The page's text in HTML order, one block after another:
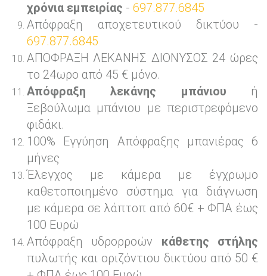
χρόνια εμπειρίας - 697.877.6845
Απόφραξη αποχετευτικού δικτύου -
697.877.6845
ΑΠΟΦΡΑΞΗ ΛΕΚΑΝΗΣ ΔΙΟΝΥΣΟΣ 24 ώρες
το 24ωρο από 45 € μόνο.
Απόφραξη λεκάνης μπάνιου ή
Ξεβούλωμα μπάνιου με περιστρεφόμενο
φιδάκι.
100% Εγγύηση Απόφραξης μπανιέρας 6
μήνες
Έλεγχος με κάμερα με έγχρωμο
καθετοποιημένο σύστημα για διάγνωση
με κάμερα σε λάπτοπ από 60€ + ΦΠΑ έως
100 Ευρώ
Απόφραξη υδρορροών κάθετης στήλης
πυλωτής και οριζόντιου δικτύου από 50 €